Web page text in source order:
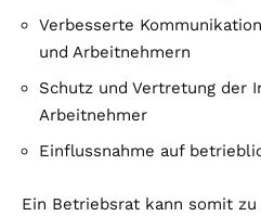
Verbesserte
und Arbeitnehmern
Schutz und Vertretung der
Arbeitnehmer
Einflussnahme auf
Ein Betriebsrat kann somit